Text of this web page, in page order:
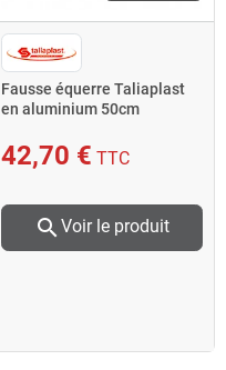
Fausse équerre Taliaplast
en aluminium 50cm
42,70 € TTC
search Voir le produit